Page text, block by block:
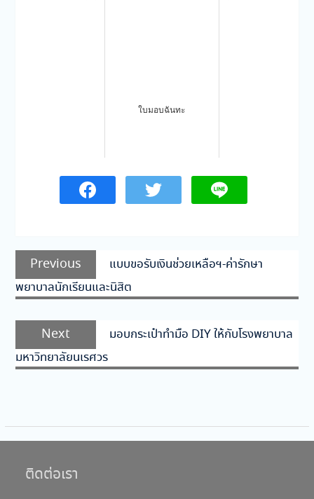
ใบมอบฉันทะ
แนะแนว
เรื่อง
Previous
Previous
post:
แบบขอรับเงินช่วยเหลือฯ-ค่ารักษา
พยาบาลนักเรียนและนิสิต
Next
Next
post:
มอบกระเป๋าทำมือ DIY ให้กับโรงพยาบาล
มหาวิทยาลัยนเรศวร
ติดต่อเรา